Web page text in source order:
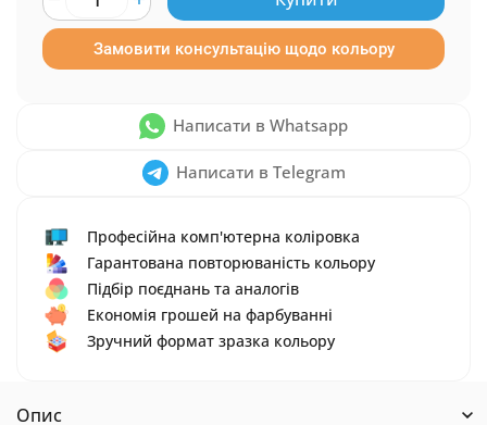
Замовити консультацію щодо кольору
Написати в Whatsapp
Написати в Telegram
Професійна комп'ютерна коліровка
Гарантована повторюваність кольору
Підбір поєднань та аналогів
Економія грошей на фарбуванні
Зручний формат зразка кольору
Опис